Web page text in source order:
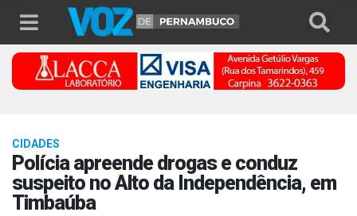
CIDADES
Polícia apreende drogas e conduz
suspeito no Alto da Independência, em
Timbaúba